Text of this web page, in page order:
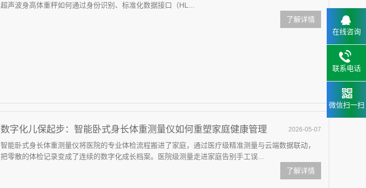
超声波身高体重秤如何通过身份识别、标准化数据接口（HL...
了解详情
2026-05-07
数字化儿保起步：智能卧式身长体重测量仪如何重塑家庭健康管理
智能卧式身长体重测量仪将医院的专业体检流程搬进了家庭，通过医疗级精准测量与云端数据联动，
把零散的体检记录变成了连续的数字化成长档案。医院级测量走进家庭告别手工误...
了解详情
在线咨询
联系电话
微信扫一扫